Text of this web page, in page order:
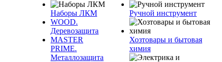
Наборы ЛКМ
WOOD.
Деревозащита
MASTER
PRIME.
Металлозащита
Ручной инструмент
Хозтовары и бытовая
химия